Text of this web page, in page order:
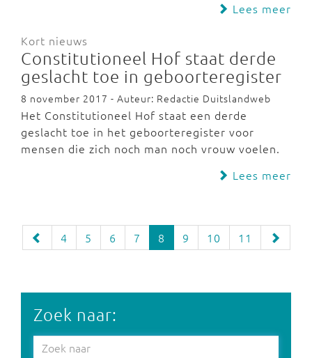
Lees meer
Kort nieuws
Constitutioneel Hof staat derde
geslacht toe in geboorteregister
8 november 2017 - Auteur: Redactie Duitslandweb
Het Constitutioneel Hof staat een derde
geslacht toe in het geboorteregister voor
mensen die zich noch man noch vrouw voelen.
Lees meer
4 5 6 7 8 9 10 11
Zoek naar: